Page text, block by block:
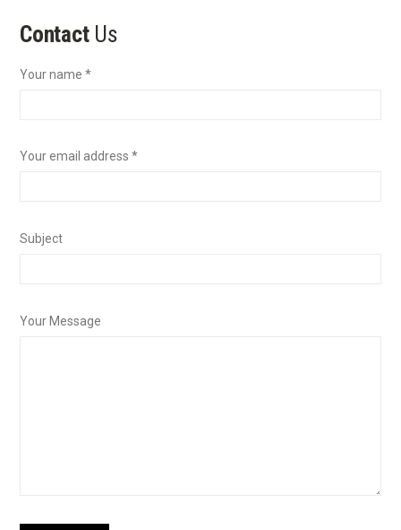
ContactUs
Your name *
Your email address *
Subject
Your Message